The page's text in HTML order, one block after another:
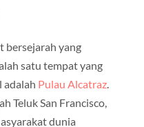
bersejarah yang
satu tempat yang
adalah Pulau Alcatraz.
Teluk San Francisco,
dunia